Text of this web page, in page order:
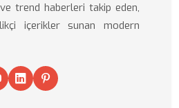
trend haberleri takip eden,
içerikler sunan modern